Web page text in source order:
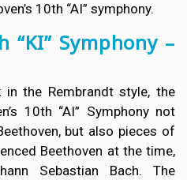
10th “AI” symphony.
“KI” Symphony –
the Rembrandt style, the
10th “AI” Symphony not
but also pieces of
Beethoven at the time,
Sebastian Bach. The